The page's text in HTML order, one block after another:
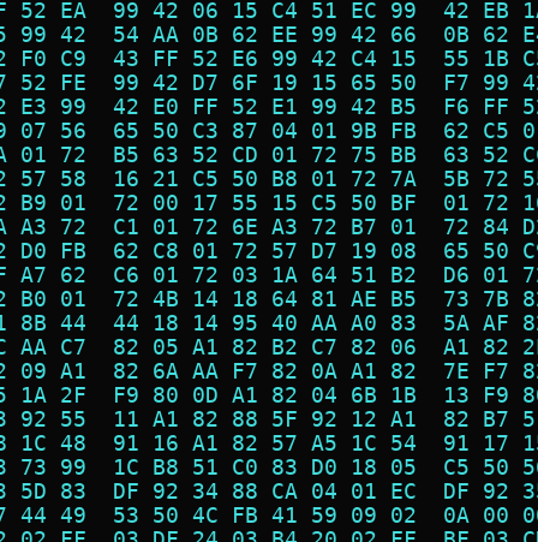
52 EA  99 42 06 15 C4 51 EC 99  42
99 42  54 AA 0B 62 EE 99 42 66  0B
F0 C9  43 FF 52 E6 99 42 C4 15  55
52 FE  99 42 D7 6F 19 15 65 50  F7
E3 99  42 E0 FF 52 E1 99 42 B5  F6
07 56  65 50 C3 87 04 01 9B FB  62
01 72  B5 63 52 CD 01 72 75 BB  63
57 58  16 21 C5 50 B8 01 72 7A  5B
B9 01  72 00 17 55 15 C5 50 BF  01
A3 72  C1 01 72 6E A3 72 B7 01  72
D0 FB  62 C8 01 72 57 D7 19 08  65
A7 62  C6 01 72 03 1A 64 51 B2  D6
B0 01  72 4B 14 18 64 81 AE B5  73
8B 44  44 18 14 95 40 AA A0 83  5A
AA C7  82 05 A1 82 B2 C7 82 06  A1
09 A1  82 6A AA F7 82 0A A1 82  7E
1A 2F  F9 80 0D A1 82 04 6B 1B  13
92 55  11 A1 82 88 5F 92 12 A1  82
1C 48  91 16 A1 82 57 A5 1C 54  91
73 99  1C B8 51 C0 83 D0 18 05  C5
5D 83  DF 92 34 88 CA 04 01 EC  DF
44 49  53 50 4C FB 41 59 09 02  0A